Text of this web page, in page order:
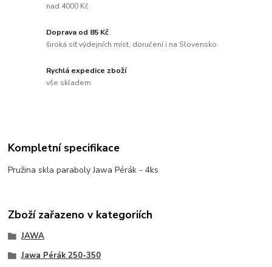
nad 4000 Kč
Doprava od 85 Kč
široká síť výdejních míst, doručení i na Slovensko
Rychlá expedice zboží
vše skladem
Kompletní specifikace
Pružina skla paraboly Jawa Pérák - 4ks
Zboží zařazeno v kategoriích
JAWA
Jawa Pérák 250-350